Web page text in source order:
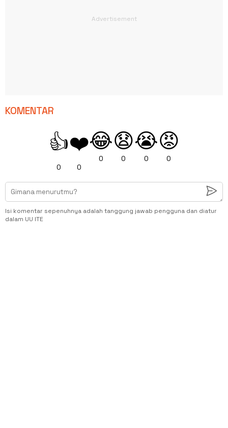
KOMENTAR
👍
0
❤️
0
😂
0
😧
0
😭
0
😡
0
Isi komentar sepenuhnya adalah tanggung jawab pengguna dan diatur
dalam UU ITE